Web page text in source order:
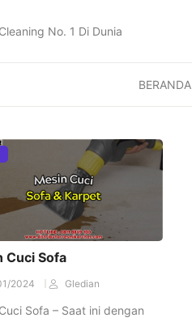
No. 1 Di Dunia
BERANDA
Cuci Sofa
2024 Gledian
Sofa – Saat ini dengan